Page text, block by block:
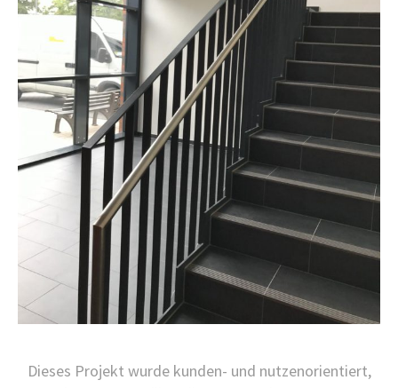
Dieses Projekt wurde kunden- und nutzenorientiert,